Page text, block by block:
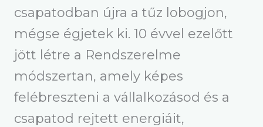
csapatodban újra a tűz lobogjon,
mégse égjetek ki. 10 évvel ezelőtt
jött létre a Rendszerelme
módszertan, amely képes
felébreszteni a vállalkozásod és a
csapatod rejtett energiáit,